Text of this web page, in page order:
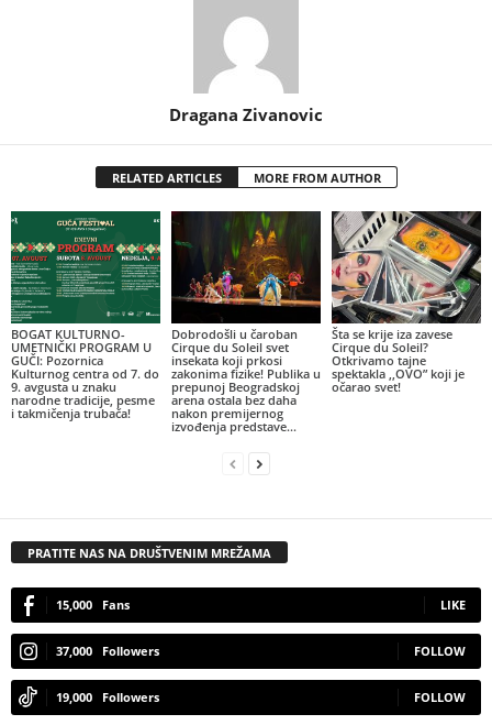
Dragana Zivanovic
RELATED ARTICLES MORE FROM AUTHOR
BOGAT KULTURNO-
UMETNIČKI PROGRAM U
GUČI: Pozornica
Kulturnog centra od 7. do
9. avgusta u znaku
narodne tradicije, pesme
i takmičenja trubača!
Dobrodošli u čaroban
Cirque du Soleil svet
insekata koji prkosi
zakonima fizike! Publika u
prepunoj Beogradskoj
arena ostala bez daha
nakon premijernog
izvođenja predstave...
Šta se krije iza zavese
Cirque du Soleil?
Otkrivamo tajne
spektakla ,,OVO” koji je
očarao svet!
PRATITE NAS NA DRUŠTVENIM MREŽAMA
15,000 Fans LIKE
37,000 Followers FOLLOW
19,000 Followers FOLLOW